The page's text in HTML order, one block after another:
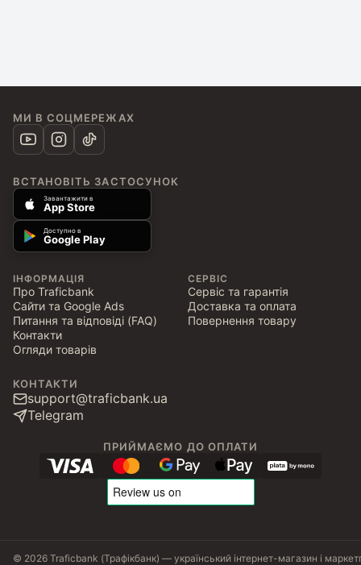
МИ В СОЦМЕРЕЖАХ
ВСТАНОВІТЬ ЗАСТОСУНОК
Завантажити в
App Store
Доступно в
Google Play
ІНФОРМАЦІЯ
Про Traficbank
Сайти та Google Ads
Питання та відповіді (FAQ)
Контакти
Огляди товарів
СЕРВІС
Сервіс та гарантія
Доставка та оплата
Повернення товару
КОНТАКТИ
support@traficbank.ua
Telegram
ПРИЙМАЄМО ДО ОПЛАТИ
© 2026 Traficbank (Трафікбанк) — український інтернет-магазин і